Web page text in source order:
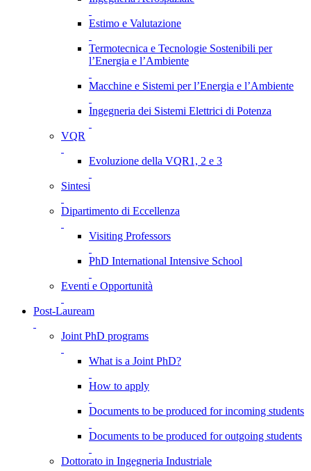
Estimo e Valutazione
Termotecnica e Tecnologie Sostenibili per
l’Energia e l’Ambiente
Macchine e Sistemi per l’Energia e l’Ambiente
Ingegneria dei Sistemi Elettrici di Potenza
VQR
Evoluzione della VQR1, 2 e 3
Sintesi
Dipartimento di Eccellenza
Visiting Professors
PhD International Intensive School
Eventi e Opportunità
Post-Lauream
Joint PhD programs
What is a Joint PhD?
How to apply
Documents to be produced for incoming students
Documents to be produced for outgoing students
Dottorato in Ingegneria Industriale